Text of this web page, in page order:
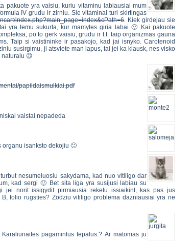
pakuote yra vaisiu, kuriu vitaminu labiausiai mum
IV grudu ir zirniu. Sie vitaminai turi skirtingas
index.php?main_page=index&cPath=6. Kiek girdejau sie
yra temu sukurta, kur mamytes giria labai 🙂 Kai pakuote
po to gerk vaisiu, grudu ir t.t. taip organizmas gauna
Taip si vaistininke ir pasakojo, kad jai isnyko. Carotenoid
susirgimu, ji atsviete man lapus, tai jei ka klausk, nes visko
naturalu 😉
papildaismulkiai.pdf
vaistai nepadeda
organu isanksto dekojiu 🙂
nesumeluosiu sakydama, kad nuo vitiligo dar
kad sergi 🙂 Bet sita liga yra susijusi labiau su
jei norit issigydit pirmiausia reketu issiaikint, kas pas jus
folio rugsties? Zodziu vitiligo problema dazniausiai yra ne
pagamintus tepalus.? Ar matomas ju